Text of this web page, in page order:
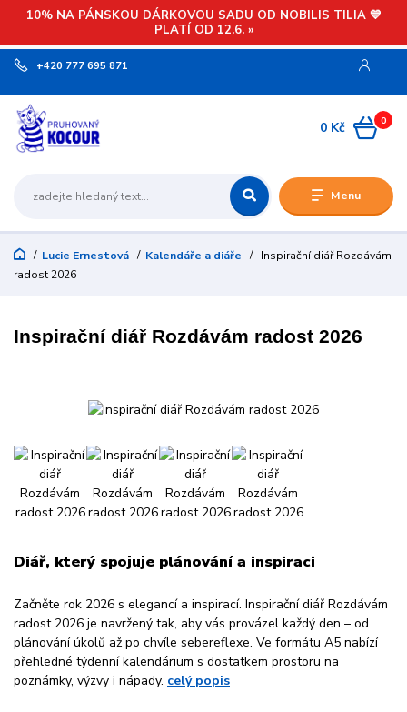
10% NA PÁNSKOU DÁRKOVOU SADU OD NOBILIS TILIA 💙
PLATÍ OD 12.6. »
Menu
+420 777 695 871
0
0 Kč
Lucie Ernestová Kalendáře a diáře
Inspirační diář Rozdávám
radost 2026
Inspirační diář Rozdávám radost 2026
Diář, který spojuje plánování a inspiraci
Začněte rok 2026 s elegancí a inspirací. Inspirační diář Rozdávám
radost 2026 je navržený tak, aby vás provázel každý den – od
plánování úkolů až po chvíle sebereflexe. Ve formátu A5 nabízí
přehledné týdenní kalendárium s dostatkem prostoru na
poznámky, výzvy i nápady. celý popis